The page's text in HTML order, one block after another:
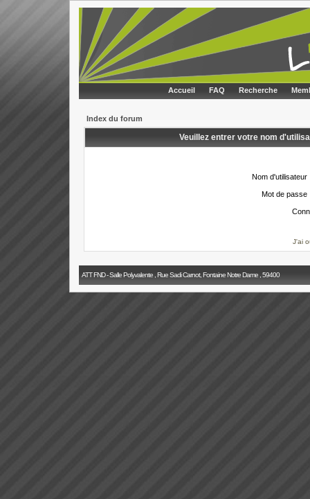
Accueil FAQ Recherche
Index du forum
Veuillez entrer votre nom
Nom d'utilisateur
Mot de passe
J'ai
ATT FND - Salle Polyvalente , Rue Sadi Carnot, Fontaine Notre Dame , 59400